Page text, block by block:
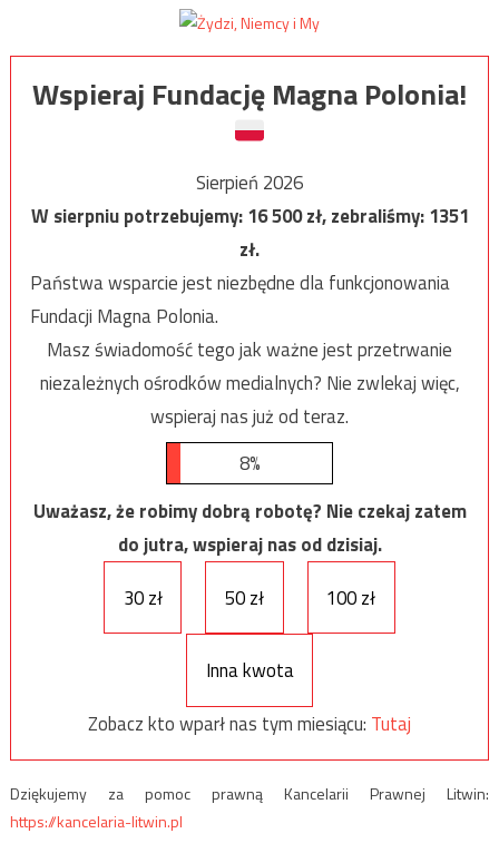
Wspieraj Fundację Magna Polonia!
Sierpień 2026
W sierpniu potrzebujemy:16 500zł, zebraliśmy:1351
zł.
Państwa wsparcie jest niezbędne dla funkcjonowania
Fundacji Magna Polonia.
Masz świadomość tego jak ważne jest przetrwanie
niezależnych ośrodków medialnych? Nie zwlekaj więc,
wspieraj nas już od teraz.
8%
Uważasz, że robimy dobrą robotę? Nie czekaj zatem
do jutra, wspieraj nas od dzisiaj.
30 zł
50 zł 100 zł
Inna kwota
Zobacz kto wparł nas tym miesiącu: Tutaj
Dziękujemy za pomoc prawną Kancelarii Prawnej Litwin:
https://kancelaria-litwin.pl